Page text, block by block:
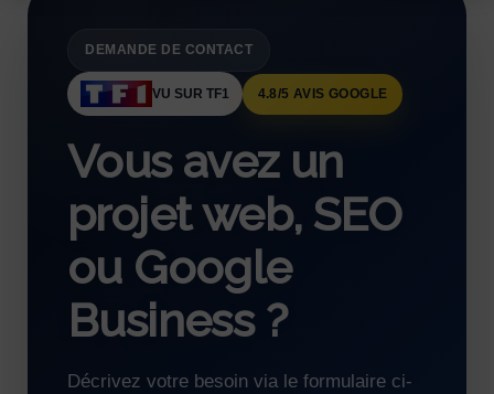
DEMANDE DE CONTACT
VU SUR TF1 4.8/5 AVIS GOOGLE
Vous avez un
projet web, SEO
ou Google
Business ?
Décrivez votre besoin via le formulaire ci-